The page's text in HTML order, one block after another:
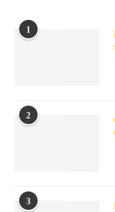
1
2
3